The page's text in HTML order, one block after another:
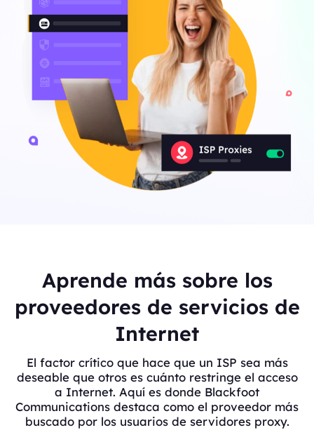
Aprende más sobre los
proveedores de servicios de
Internet
El factor crítico que hace que un ISP sea más
deseable que otros es cuánto restringe el acceso
a Internet. Aquí es donde Blackfoot
Communications destaca como el proveedor más
buscado por los usuarios de servidores proxy.